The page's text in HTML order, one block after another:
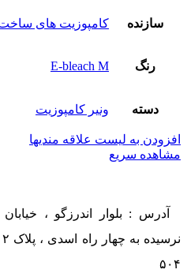
سازنده کامپوزیت های
رنگ E-bleach M
دسته ونیر کامپوزیت
افزودن به لیست علاقه مندیها
مشاهده سریع
آدرس : بلوار اندرزگو ،
۵۰۴